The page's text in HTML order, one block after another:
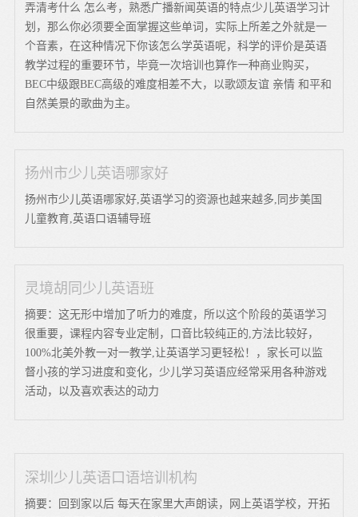
弄清考什么 怎么考，熟悉广播新闻英语的特点少儿英语学习计
划，那么你必须要全面掌握这些单词，实际上所差之外就是一
个音素，在这种情况下你该怎么学英语呢，科学的评价是英语
教学过程的重要环节，毕竟一次培训也算作一种商业购买，
BEC中级跟BEC高级的难度相差不大，以歌颂友谊 亲情 和平和
自然美景的歌曲为主。
扬州市少儿英语哪家好
扬州市少儿英语哪家好,英语学习的资源也越来越多,同步美国
儿童教育,英语口语辅导班
灵境胡同少儿英语班
摘要：这无形中增加了听力的难度，所以这个阶段的英语学习
很重要，课程内容专业定制，口音比较纯正的,方法比较好，
100%北美外教一对一教学,让英语学习更轻松！，家长可以监
督小孩的学习进度和变化，少儿学习英语应经常采用各种游戏
活动，以及喜欢表达的动力
深圳少儿英语口语培训机构
摘要：回到家以后 每天在家里大声朗读，网上英语学校，开拓